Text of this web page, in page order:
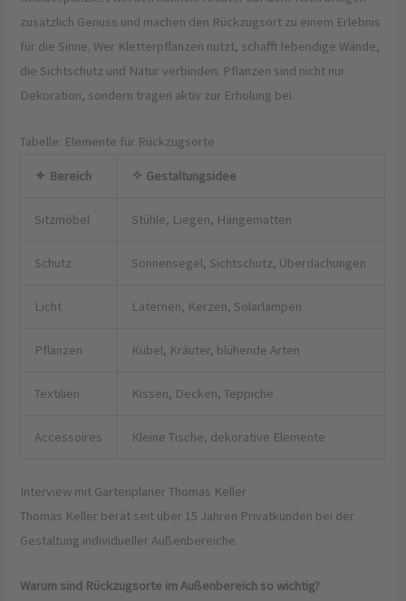
zusätzlich Genuss und machen den Rückzugsort zu einem Erlebnis
für die Sinne. Wer Kletterpflanzen nutzt, schafft lebendige Wände,
die Sichtschutz und Natur verbinden. Pflanzen sind nicht nur
Dekoration, sondern tragen aktiv zur Erholung bei.
Tabelle: Elemente für Rückzugsorte
✦ Bereich ✧ Gestaltungsidee
Sitzmöbel Stühle, Liegen, Hängematten
Schutz Sonnensegel, Sichtschutz, Überdachungen
Licht Laternen, Kerzen, Solarlampen
Pflanzen Kübel, Kräuter, blühende Arten
Textilien Kissen, Decken, Teppiche
Accessoires Kleine Tische, dekorative Elemente
Interview mit Gartenplaner Thomas Keller
Thomas Keller berät seit über 15 Jahren Privatkunden bei der
Gestaltung individueller Außenbereiche.
Warum sind Rückzugsorte im Außenbereich so wichtig?